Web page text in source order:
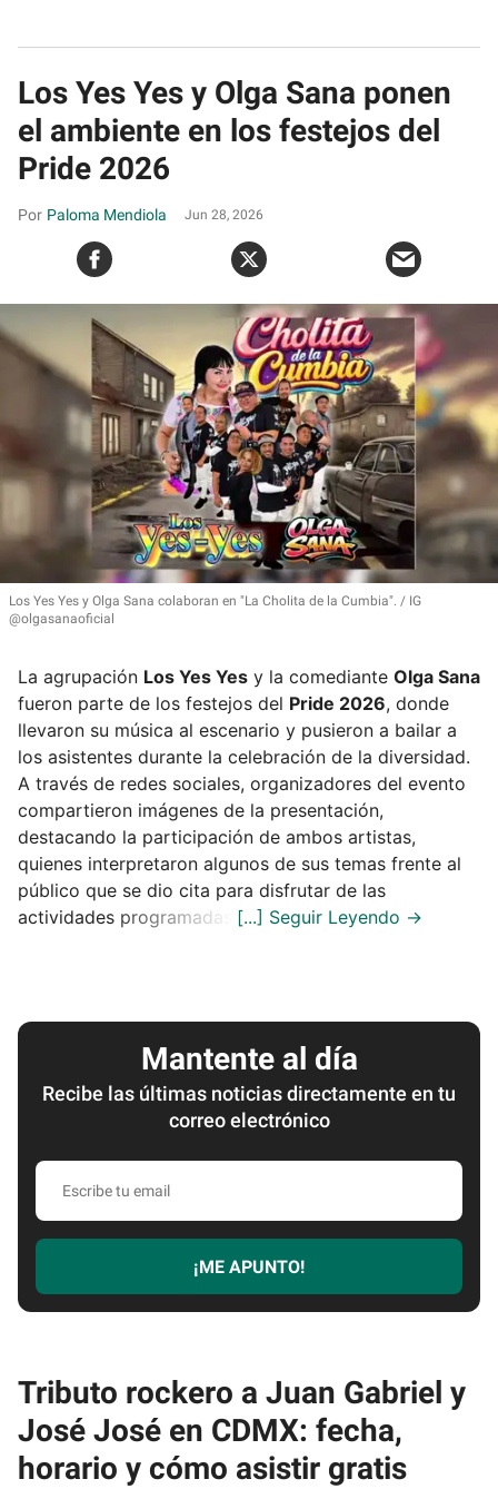
Los Yes Yes y Olga Sana ponen
el ambiente en los festejos del
Pride 2026
Paloma Mendiola Jun 28, 2026
Los Yes Yes y Olga Sana colaboran en "La Cholita de la Cumbia".
IG
@olgasanaoficial
La agrupación Los Yes Yes y la comediante Olga Sana
fueron parte de los festejos del Pride 2026, donde
llevaron su música al escenario y pusieron a bailar a
los asistentes durante la celebración de la diversidad.
A través de redes sociales, organizadores del evento
compartieron imágenes de la presentación,
destacando la participación de ambos artistas,
quienes interpretaron algunos de sus temas frente al
público que se dio cita para disfrutar de las
actividades programadas.
Mantente al día
Recibe las últimas noticias directamente en tu
correo electrónico
Escribe
email
¡ME APUNTO!
Tributo rockero a Juan Gabriel y
José José en CDMX: fecha,
horario y cómo asistir gratis